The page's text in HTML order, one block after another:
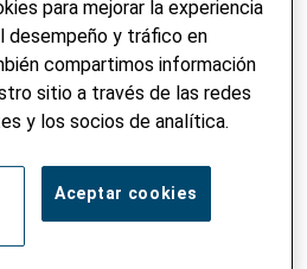
para mejorar la experiencia
desempeño y tráfico en
compartimos información
sitio a través de las redes
y los socios de analítica.
Aceptar cookies